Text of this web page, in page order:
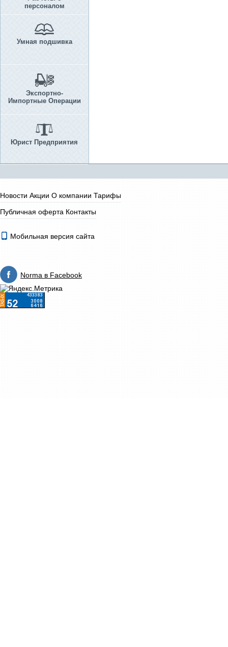
персоналом
Умная подшивка
Экспортно-
Импортные Операции
Юрист Предприятия
Новости Акции О компании Тарифы
Публичная оферта Контакты
Мобильная версия сайта
Norma в Facebook